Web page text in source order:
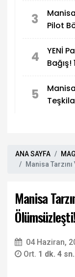
3
Pilot
4
YENİ
5
ANA SAYFA
Manisa
Manisa
Ölümsüzleşti!
04 Haziran,
Ort. 1 dk. 4 sn.